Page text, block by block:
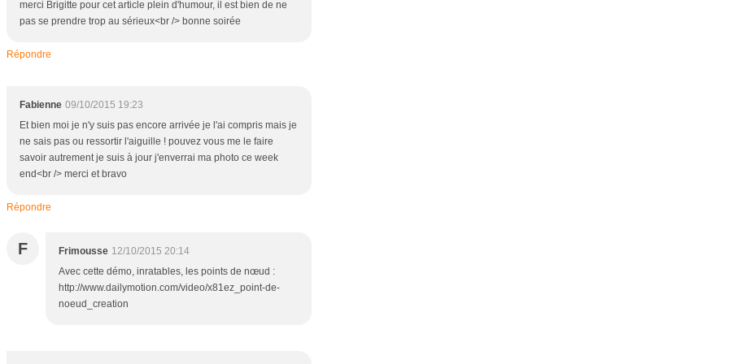
merci Brigitte pour cet article plein d'humour, il est bien de ne
pas se prendre trop au sérieux<br /> bonne soirée
Répondre
Fabienne 09/10/2015 19:23
Et bien moi je n'y suis pas encore arrivée je l'ai compris mais je
ne sais pas ou ressortir l'aiguille ! pouvez vous me le faire
savoir autrement je suis à jour j'enverrai ma photo ce week
end<br /> merci et bravo
Répondre
F Frimousse 12/10/2015 20:14
Avec cette démo, inratables, les points de nœud :
http://www.dailymotion.com/video/x81ez_point-de-
noeud_creation